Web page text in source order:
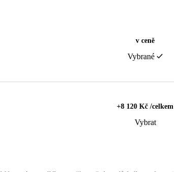
v ceně
Vybrané
+8 120 Kč /celkem
Vybrat